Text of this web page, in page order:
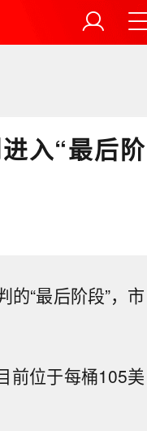
入“最后阶
“最后阶段”，市
前位于每桶105美